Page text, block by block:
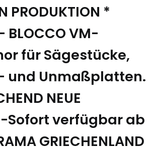
PRODUKTION *
BLOCCO VM-
für Sägestücke,
und Unmaßplatten.
NEUE
-Sofort verfügbar ab
GRIECHENLAND